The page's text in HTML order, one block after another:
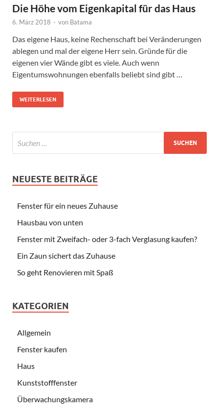
Die Höhe vom Eigenkapital für das Haus
6. März 2018 - von Batama
Das eigene Haus, keine Rechenschaft bei Veränderungen
ablegen und mal der eigene Herr sein. Gründe für die
eigenen vier Wände gibt es viele. Auch wenn
Eigentumswohnungen ebenfalls beliebt sind gibt …
WEITERLESEN
NEUESTE BEITRÄGE
Fenster für ein neues Zuhause
Hausbau von unten
Fenster mit Zweifach- oder 3-fach Verglasung kaufen?
Ein Zaun sichert das Zuhause
So geht Renovieren mit Spaß
KATEGORIEN
Allgemein
Fenster kaufen
Haus
Kunststofffenster
Überwachungskamera